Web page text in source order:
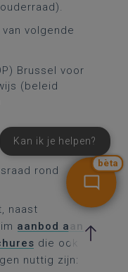
volgende
Brussel voor
(beleid
rond
naast
aanbod aan
die ook
nuttig zijn:
bèta
Kan ik je helpen?